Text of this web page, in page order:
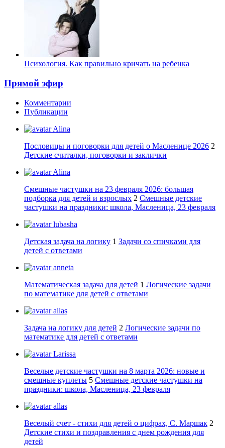
Психология. Как правильно кричать на ребенка
Прямой эфир
Комментарии
Публикации
Alina
Пословицы и поговорки для детей о Масленице 2026 2
Детские считалки, поговорки и заклички
Alina
Смешные частушки на 23 февраля 2026: большая
подборка для детей и взрослых 2 Смешные детские
частушки на праздники: школа, Масленица, 23 февраля
lubasha
Детская задача на логику 1 Задачи со спичками для
детей с ответами
anneta
Математическая задача для детей 1 Логические задачи
по математике для детей с ответами
allas
Задача на логику для детей 2 Логические задачи по
математике для детей с ответами
Larissa
Веселые детские частушки на 8 марта 2026: новые и
смешные куплеты 5 Смешные детские частушки на
праздники: школа, Масленица, 23 февраля
allas
Веселый счет - стихи для детей о цифрах, С. Маршак 2
Детские стихи и поздравления с днем рождения для
детей